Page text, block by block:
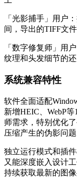
「光影捕手」用户
间，导出的TIFF文
「数字修复师」用
纹理和头发细节的
系统兼容特性
软件全面适配
新增HEIC、WebP
师需求，特别优化
压缩产生的伪影问题
独立运行模式和插
又能深度嵌入设计
持续获取最新的图像